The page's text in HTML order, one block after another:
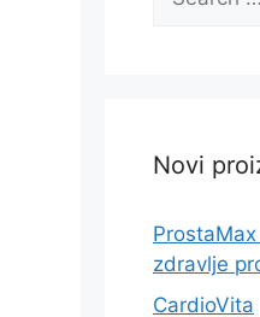
for:
Novi
zdravlje
CardioVita